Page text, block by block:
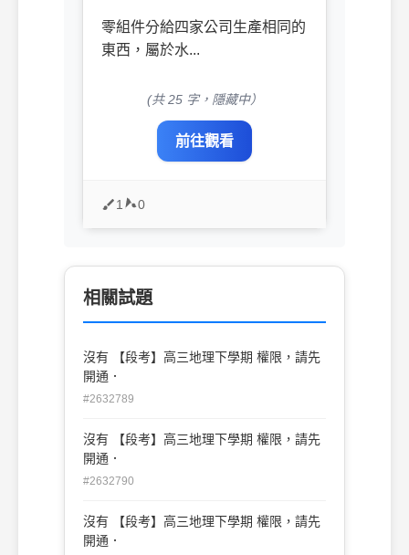
零組件分給四家公司生產相同的
東西，屬於水...
(共 25 字，隱藏中）
前往觀看
1 0
相關試題
沒有 【段考】高三地理下學期 權限，請先
開通．
#2632789
沒有 【段考】高三地理下學期 權限，請先
開通．
#2632790
沒有 【段考】高三地理下學期 權限，請先
開通．